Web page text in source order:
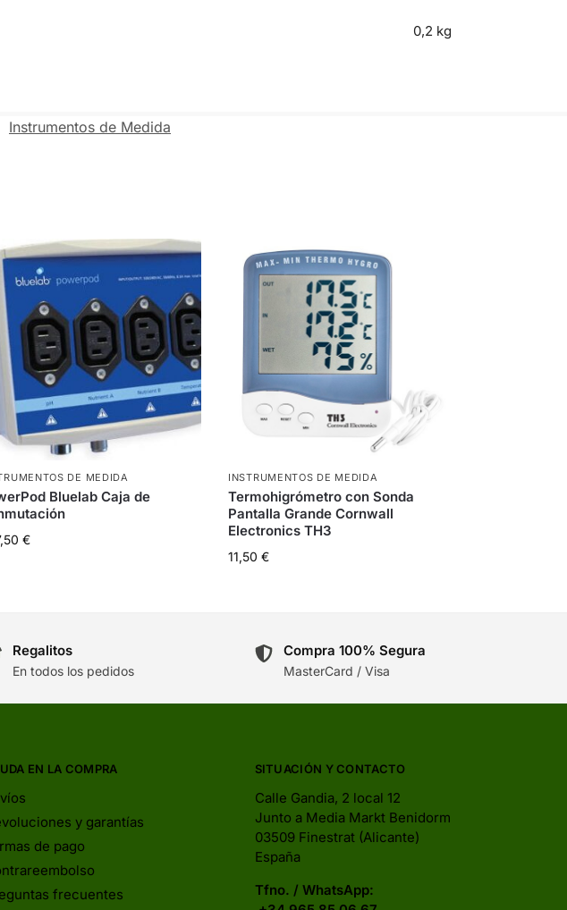
0,2 kg
Instrumentos de Medida
DE MEDIDA
Bluelab Caja de
€
INSTRUMENTOS DE MEDIDA
Termohigrómetro con Sonda
Pantalla Grande Cornwall
Electronics TH3
11,50€
Regalitos
En todos los pedidos
Compra 100% Segura
MasterCard / Visa
EN LA COMPRA
y garantías
de pago
frecuentes
SITUACIÓN Y CONTACTO
Calle Gandia, 2 local 12
Junto a Media Markt Benidorm
03509 Finestrat (Alicante)
España
Tfno. / WhatsApp: